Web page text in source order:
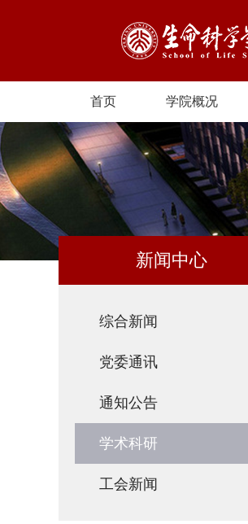
首页 学院概况
新闻中心
综合新闻
党委通讯
通知公告
学术科研
工会新闻